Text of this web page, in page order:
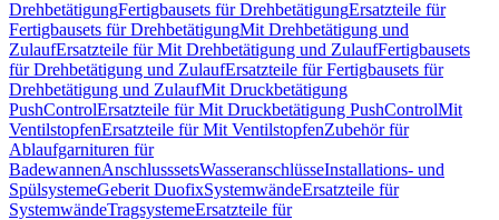
DrehbetätigungFertigbausets für DrehbetätigungErsatzteile für
Fertigbausets für DrehbetätigungMit Drehbetätigung und
ZulaufErsatzteile für Mit Drehbetätigung und ZulaufFertigbausets
für Drehbetätigung und ZulaufErsatzteile für Fertigbausets für
Drehbetätigung und ZulaufMit Druckbetätigung
PushControlErsatzteile für Mit Druckbetätigung PushControlMit
VentilstopfenErsatzteile für Mit VentilstopfenZubehör für
Ablaufgarnituren für
BadewannenAnschlusssetsWasseranschlüsseInstallations- und
SpülsystemeGeberit DuofixSystemwändeErsatzteile für
SystemwändeTragsystemeErsatzteile für